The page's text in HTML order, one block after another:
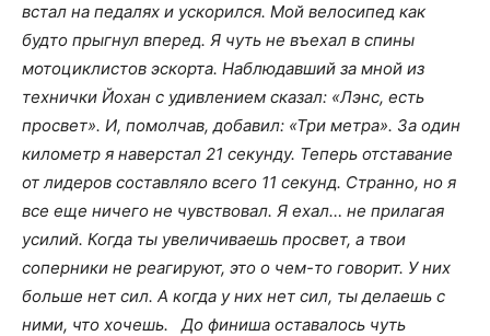
встал на педалях и ускорился. Мой велосипед как
будто прыгнул вперед. Я чуть не въехал в спины
мотоциклистов эскорта. Наблюдавший за мной из
технички Йохан с удивлением сказал: «Лэнс, есть
просвет». И, помолчав, добавил: «Три метра». За один
километр я наверстал 21 секунду. Теперь отставание
от лидеров составляло всего 11 секунд. Странно, но я
все еще ничего не чувствовал. Я ехал… не прилагая
усилий. Когда ты увеличиваешь просвет, а твои
соперники не реагируют, это о чем-то говорит. У них
больше нет сил. А когда у них нет сил, ты делаешь с
ними, что хочешь.
До финиша оставалось чуть